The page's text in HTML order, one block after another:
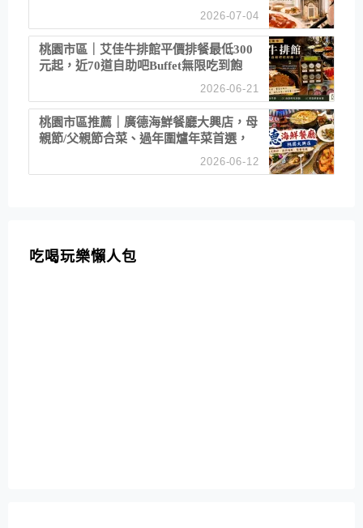
2026-07-04
桃園市區｜艾佳牛排館平價排餐最低300
元起，近70道自助吧Buffet無限吃到飽
2026-06-21
桃園市區推薦｜廣德海鮮餐廳大興店，母
親節/父親節合菜、過年圍爐年菜首選，
2026-06-12
吃喝玩樂懶人包